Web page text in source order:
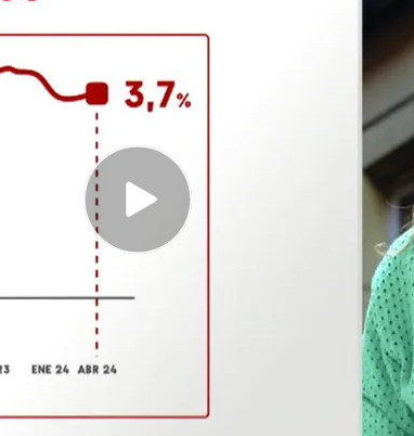
los tipos de interés que se
Europeo en junio
(Asufin) calcula que la bajada
mes
sube un 30% y el de los
años.Cristina Montalvo nos